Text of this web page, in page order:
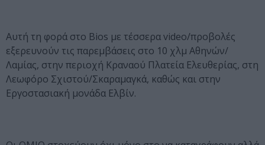
Αυτή τη φορά στο Bios με τέσσερα video/προβολές
εξερευνούν τις παρεμβάσεις στο 10 χλμ Αθηνών/
Λαμίας, στην περιοχή Κραναού Πλατεία Ελευθερίας, στη
Λεωφόρο Σχιστού/Σκαραμαγκά, καθώς και στην
Εργοστασιακή μονάδα Ελβίν.